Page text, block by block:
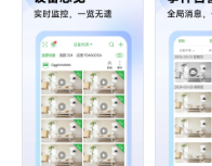
画面分割、轮巡、横
模式选择、告警推送
回放管理等。